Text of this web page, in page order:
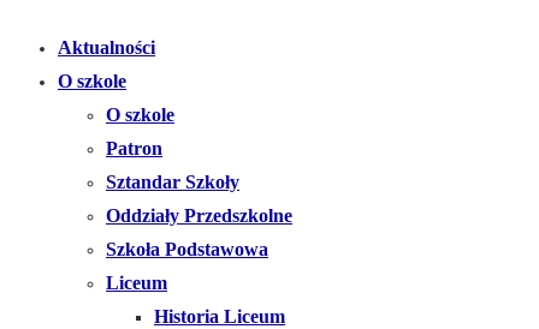
Aktualności
O szkole
O szkole
Patron
Sztandar Szkoły
Oddziały Przedszkolne
Szkoła Podstawowa
Liceum
Historia Liceum